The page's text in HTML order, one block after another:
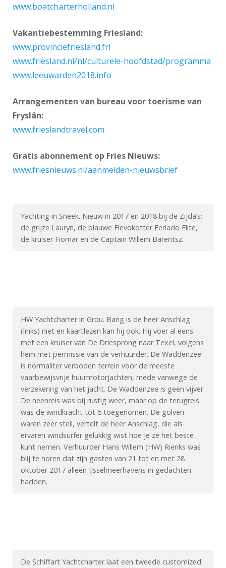
www.boatcharterholland.nl
Vakantiebestemming Friesland:
www.provinciefriesland.frl
www.friesland.nl/nl/culturele-hoofdstad/programma
www.leeuwarden2018.info
Arrangementen van bureau voor toerisme van
Fryslân:
www.frieslandtravel.com
Gratis abonnement op Fries Nieuws:
www.friesnieuws.nl/aanmelden-nieuwsbrief
Yachting in Sneek. Nieuw in 2017 en 2018 bij de Zijda’s:
de grijze Lauryn, de blauwe Flevokotter Feriado Elite,
de kruiser Fiomar en de Captain Willem Barentsz.
HW Yachtcharter in Grou. Bang is de heer Anschlag
(links) niet en kaartlezen kan hij ook. Hij voer al eens
met een kruiser van De Driesprong naar Texel, volgens
hem met permissie van de verhuurder. De Waddenzee
is normaliter verboden terrein voor de meeste
vaarbewijsvrije huurmotorjachten, mede vanwege de
verzekering van het jacht. De Waddenzee is geen vijver.
De heenreis was bij rustig weer, maar op de terugreis
was de windkracht tot 6 toegenomen. De golven
waren zeer steil, vertelt de heer Anschlag, die als
ervaren windsurfer gelukkig wist hoe je ze het beste
kunt nemen. Verhuurder Hans Willem (HW) Rienks was
blij te horen dat zijn gasten van 21 tot en met 28
oktober 2017 alleen IJsselmeerhavens in gedachten
hadden.
De Schiffart Yachtcharter laat een tweede customized